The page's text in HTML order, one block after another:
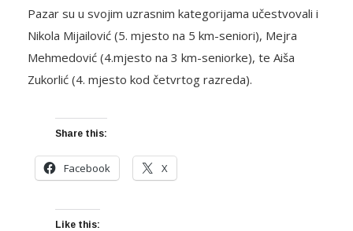
Pazar su u svojim uzrasnim kategorijama učestvovali i
Nikola Mijailović (5. mjesto na 5 km-seniori), Mejra
Mehmedović (4.mjesto na 3 km-seniorke), te Aiša
Zukorlić (4. mjesto kod četvrtog razreda).
Share this:
Facebook X
Like this: